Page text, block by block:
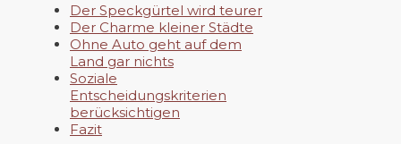
Der Speckgürtel wird teurer
Der Charme kleiner Städte
Ohne Auto geht auf dem
Land gar nichts
Soziale
Entscheidungskriterien
berücksichtigen
Fazit